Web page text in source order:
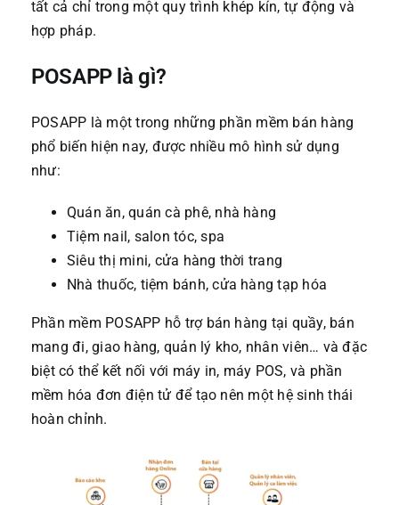
tất cả chỉ trong một quy trình khép kín, tự động và
hợp pháp.
POSAPP là gì?
POSAPP là một trong những phần mềm bán hàng
phổ biến hiện nay, được nhiều mô hình sử dụng
như:
Quán ăn, quán cà phê, nhà hàng
Tiệm nail, salon tóc, spa
Siêu thị mini, cửa hàng thời trang
Nhà thuốc, tiệm bánh, cửa hàng tạp hóa
Phần mềm POSAPP hỗ trợ bán hàng tại quầy, bán
mang đi, giao hàng, quản lý kho, nhân viên… và đặc
biệt có thể kết nối với máy in, máy POS, và phần
mềm hóa đơn điện tử để tạo nên một hệ sinh thái
hoàn chỉnh.